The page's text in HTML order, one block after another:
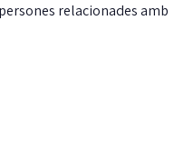
relacionades amb